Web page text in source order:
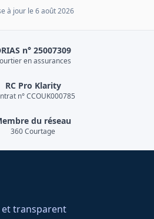
à jour le 6 août 2026
n° 25007309
en assurances
RC Pro Klarity
n° CCOUK000785
du réseau
360 Courtage
transparent